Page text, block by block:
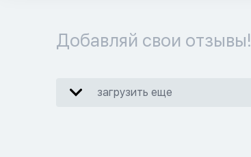
Добавляй свои
загрузить еще